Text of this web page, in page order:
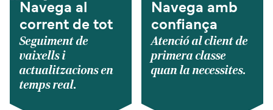
Navega al
corrent de tot
Seguiment de
vaixells i
actualitzacions en
temps real.
Navega amb
confiança
Atenció al client de
primera classe
quan la necessites.